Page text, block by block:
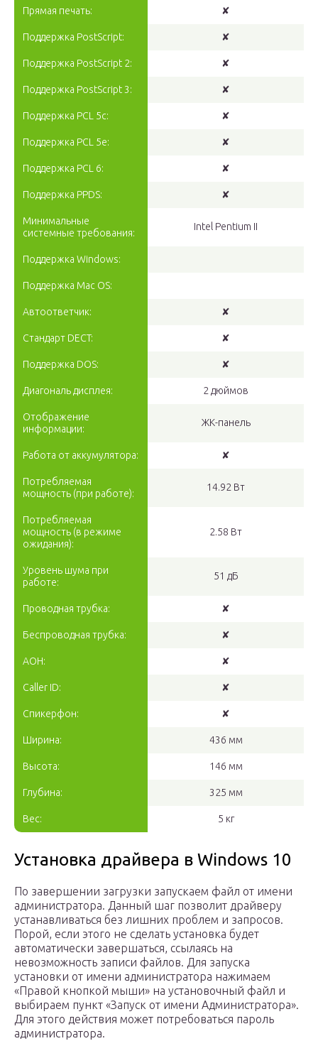
Прямая печать: ✘
Поддержка PostScript: ✘
Поддержка PostScript 2: ✘
Поддержка PostScript 3: ✘
Поддержка PCL 5c: ✘
Поддержка PCL 5e: ✘
Поддержка PCL 6: ✘
Поддержка PPDS: ✘
Минимальные
системные требования:
Intel Pentium II
Поддержка Windows:
Поддержка Mac OS:
Автоответчик: ✘
Стандарт DECT: ✘
Поддержка DOS: ✘
Диагональ дисплея: 2 дюймов
Отображение
информации:
ЖК-панель
Работа от аккумулятора: ✘
Потребляемая
мощность (при работе):
14.92 Вт
Потребляемая
мощность (в режиме
ожидания):
2.58 Вт
Уровень шума при
работе:
51 дБ
Проводная трубка: ✘
Беспроводная трубка: ✘
АОН: ✘
Caller ID: ✘
Спикерфон: ✘
Ширина: 436 мм
Высота: 146 мм
Глубина: 325 мм
Вес: 5 кг
Установка драйвера в Windows 10
По завершении загрузки запускаем файл от имени
администратора. Данный шаг позволит драйверу
устанавливаться без лишних проблем и запросов.
Порой, если этого не сделать установка будет
автоматически завершаться, ссылаясь на
невозможность записи файлов. Для запуска
установки от имени администратора нажимаем
«Правой кнопкой мыши» на установочный файл и
выбираем пункт «Запуск от имени Администратора».
Для этого действия может потребоваться пароль
администратора.